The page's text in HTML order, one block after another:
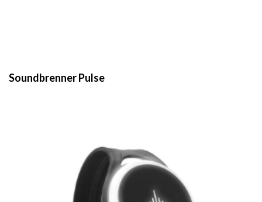
Soundbrenner Pulse